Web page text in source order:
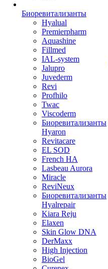
Биоревитализанты
Hyalual
Premierpharm
Aquashine
Fillmed
IAL-system
Jalupro
Juvederm
Revi
Profhilo
Twac
Viscoderm
Биоревитализанты
Hyaron
Revitacare
EL SOD
French HA
Lasbeau Aurora
Miracle
ReviNeux
Биоревитализанты
Hyalrepair
Kiara Reju
Elaxen
Skin Glow DNA
DerMaxx
High Injection
BioGel